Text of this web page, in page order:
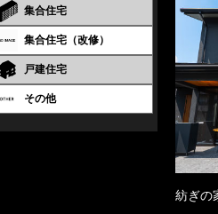
集合住宅
集合住宅（改修）
戸建住宅
その他
紡ぎの